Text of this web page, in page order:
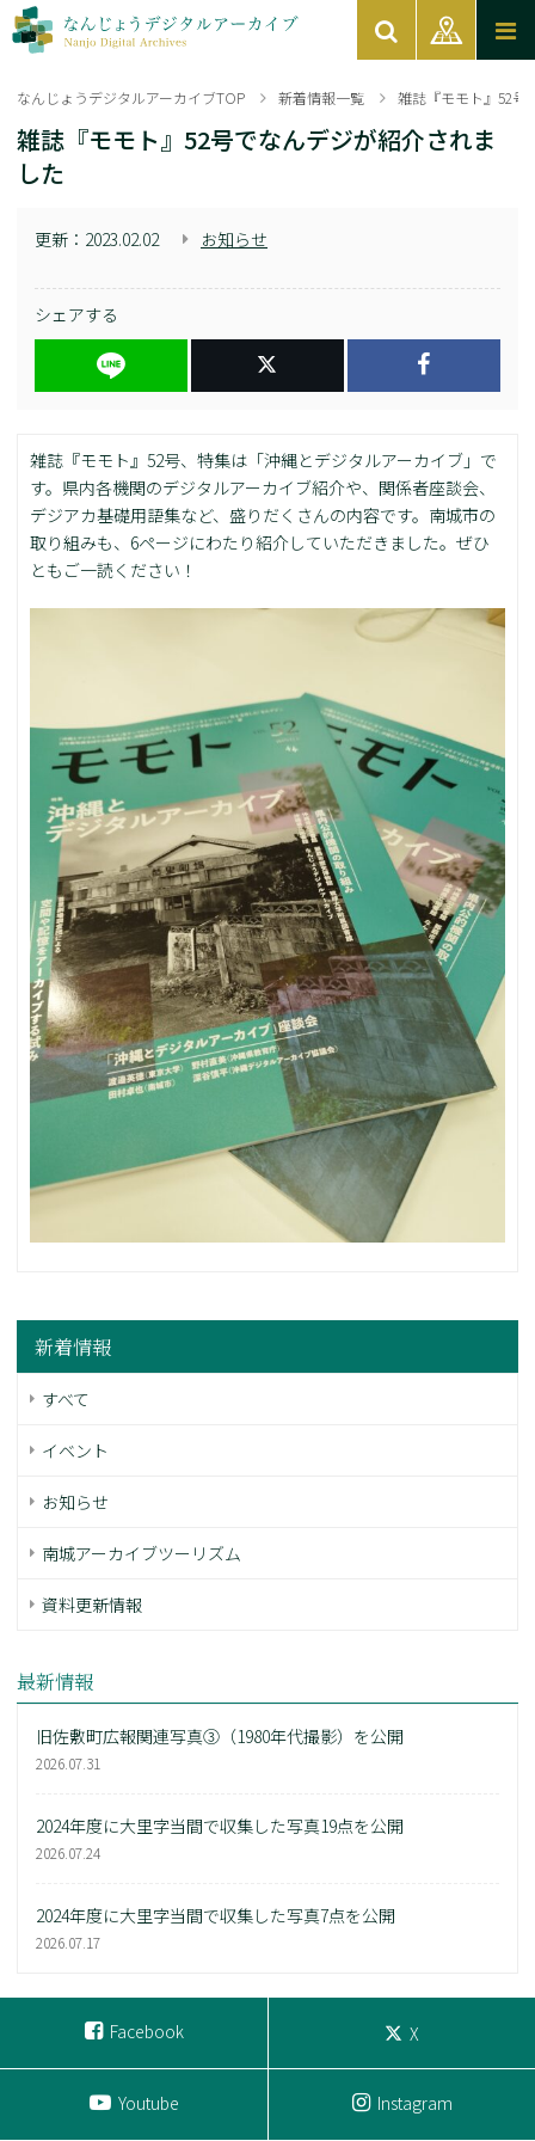
なんじょうデジタルアーカイブTOP 新着情報一覧 雑誌『モモト』52号
雑誌『モモト』52号でなんデジが紹介されま
した
更新： 2023.02.02 お知らせ
シェアする
雑誌『モモト』52号、特集は「沖縄とデジタルアーカイブ」で
す。県内各機関のデジタルアーカイブ紹介や、関係者座談会、
デジアカ基礎用語集など、盛りだくさんの内容です。南城市の
取り組みも、6ページにわたり紹介していただきました。ぜひ
ともご一読ください！
新着情報
すべて
イベント
お知らせ
南城アーカイブツーリズム
資料更新情報
最新情報
旧佐敷町広報関連写真③（1980年代撮影）を公開
2026.07.31
2024年度に大里字当間で収集した写真19点を公開
2026.07.24
2024年度に大里字当間で収集した写真7点を公開
2026.07.17
Facebook X
Youtube Instagram